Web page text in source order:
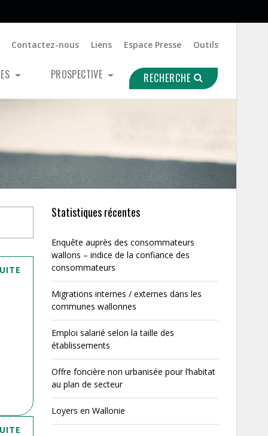
Contactez-nous Liens Espace Presse Outils
PROSPECTIVE RECHERCHE
Statistiques récentes
Enquête auprès des consommateurs
wallons – indice de la confiance des
consommateurs
Migrations internes / externes dans les
communes wallonnes
Emploi salarié selon la taille des
établissements
Offre foncière non urbanisée pour l’habitat
au plan de secteur
Loyers en Wallonie